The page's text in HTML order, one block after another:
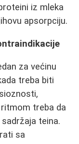
iz mleka
apsorpciju.
za većinu
treba biti
treba da
teina.
sa